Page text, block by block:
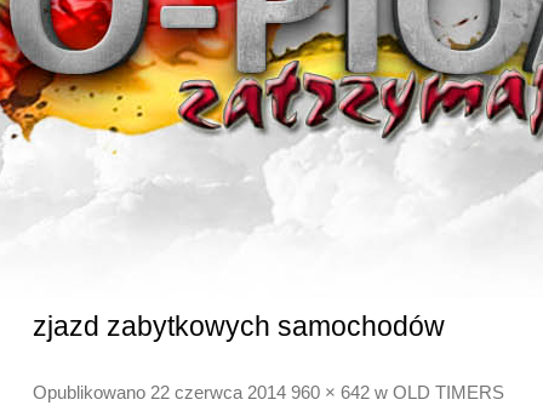
zjazd zabytkowych samochodów
Opublikowano 22 czerwca 2014 960 × 642 wOLD TIMERS